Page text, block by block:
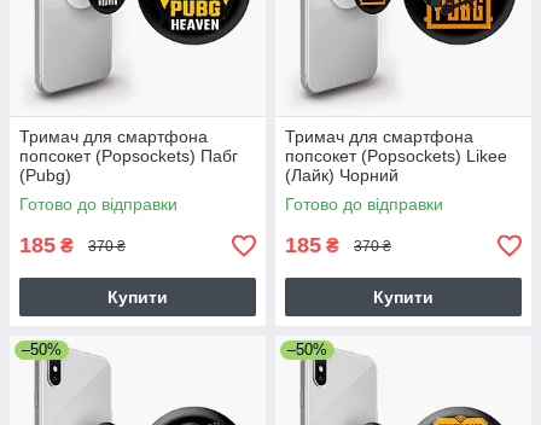
Тримач для смартфона
попсокет (Popsockets) Пабг
(Pubg)
Готово до відправки
185 ₴ 370 ₴
Купити
Тримач для смартфона
попсокет (Popsockets) Likee
(Лайк) Чорний
Готово до відправки
185 ₴ 370 ₴
Купити
–50% –50%